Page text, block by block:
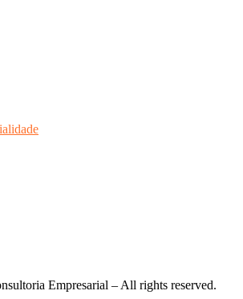
Empresarial – All rights reserved.